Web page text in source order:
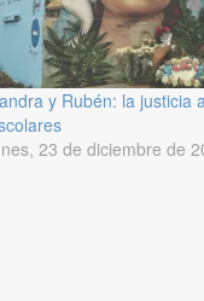
y Rubén: la justicia
23 de diciembre de